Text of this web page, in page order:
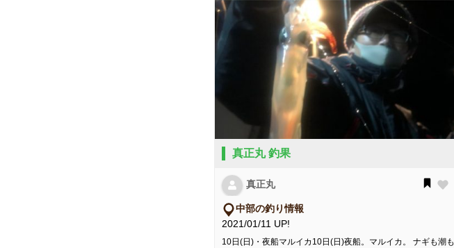
真正丸 釣果
真正丸
中部の釣り情報
2021/01/11 UP!
10日(日)・夜船マルイカ10日(日)夜船。マルイカ。 ナギも潮も